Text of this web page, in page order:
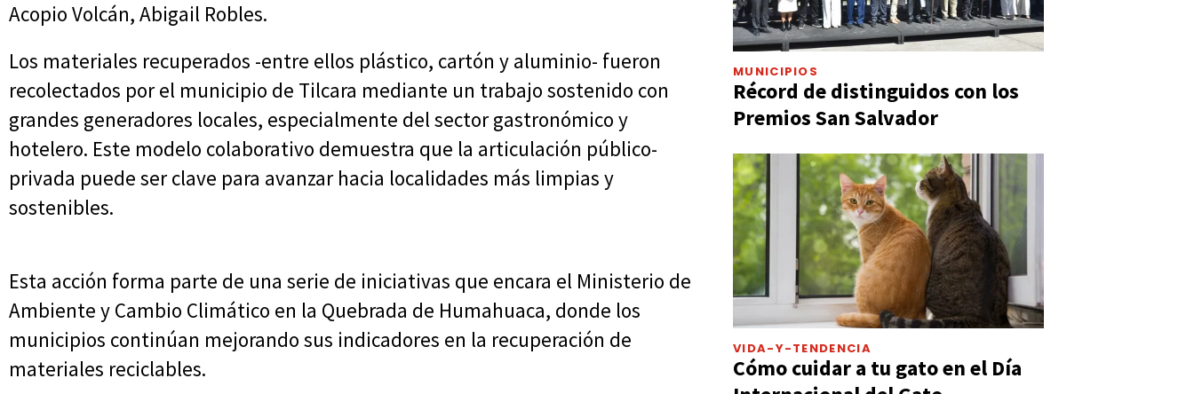
Acopio Volcán, Abigail Robles.
Los materiales recuperados -entre ellos plástico, cartón y aluminio- fueron
recolectados por el municipio de Tilcara mediante un trabajo sostenido con
grandes generadores locales, especialmente del sector gastronómico y
hotelero. Este modelo colaborativo demuestra que la articulación público-
privada puede ser clave para avanzar hacia localidades más limpias y
sostenibles.
Esta acción forma parte de una serie de iniciativas que encara el Ministerio de
Ambiente y Cambio Climático en la Quebrada de Humahuaca, donde los
municipios continúan mejorando sus indicadores en la recuperación de
materiales reciclables.
MUNICIPIOS
Récord de distinguidos con los
Premios San Salvador
VIDA-Y-TENDENCIA
Cómo cuidar a tu gato en el Día